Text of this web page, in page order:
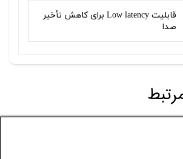
قابلیت Low latency برای کاهش تأخیر
صدا